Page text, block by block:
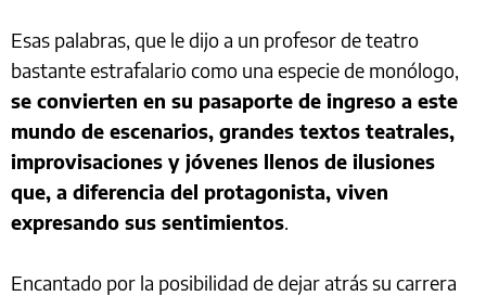
Esas palabras, que le dijo a un profesor de teatro
bastante estrafalario como una especie de monólogo,
se convierten en su pasaporte de ingreso a este
mundo de escenarios, grandes textos teatrales,
improvisaciones y jóvenes llenos de ilusiones
que, a diferencia del protagonista, viven
expresando sus sentimientos.
Encantado por la posibilidad de dejar atrás su carrera